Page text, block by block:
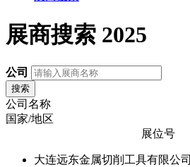
展商搜索 2025
公司
搜索
公司名称
国家/地区
展位号
大连远东金属切削工具有限公司